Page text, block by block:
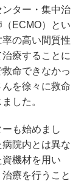
ター・集中治
ECMO）とい
の高い間質性
療することに
命できなかっ
を徐々に救命
した。
も始めまし
院内とは異な
機材を用い
療を行うこと